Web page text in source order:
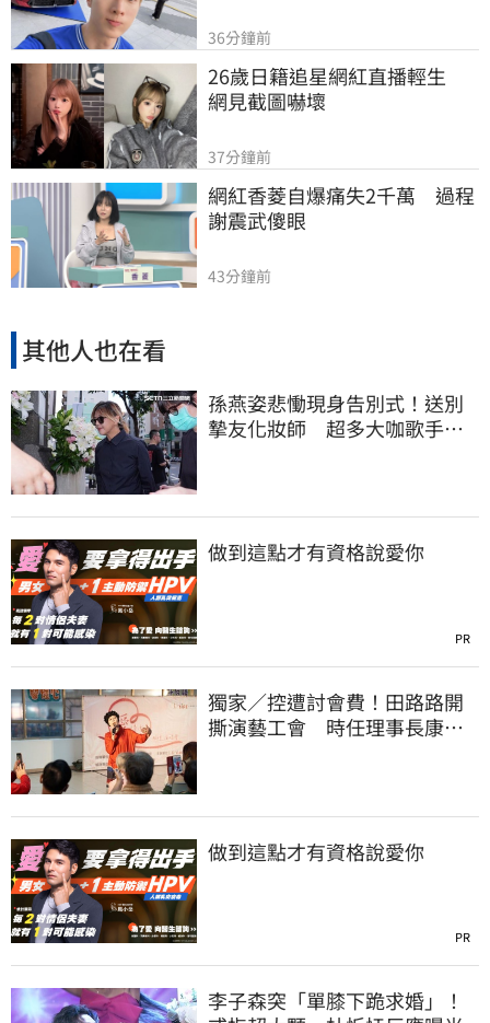
36分鐘前
26歲日籍追星網紅直播輕生
網見截圖嚇壞
37分鐘前
網紅香菱自爆痛失2千萬　過程
謝震武傻眼
43分鐘前
其他人也在看
孫燕姿悲慟現身告別式！送別
摯友化妝師 超多大咖歌手全
做到這點才有資格說愛你
PR
獨家／控遭討會費！田路路開
撕演藝工會 時任理事長康凱
做到這點才有資格說愛你
PR
李子森突「單膝下跪求婚」！